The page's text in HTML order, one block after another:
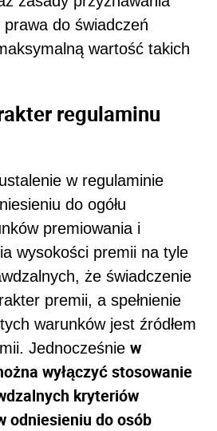
prawa do świadczeń
wartość takich
regulaminu
w regulaminie
do ogółu
premiowania i
wysokości premii na tyle
że świadczenie
premii, a spełnienie
warunków jest źródłem
Jednocześnie w
wyłączyć stosowanie
kryteriów
odniesieniu do osób